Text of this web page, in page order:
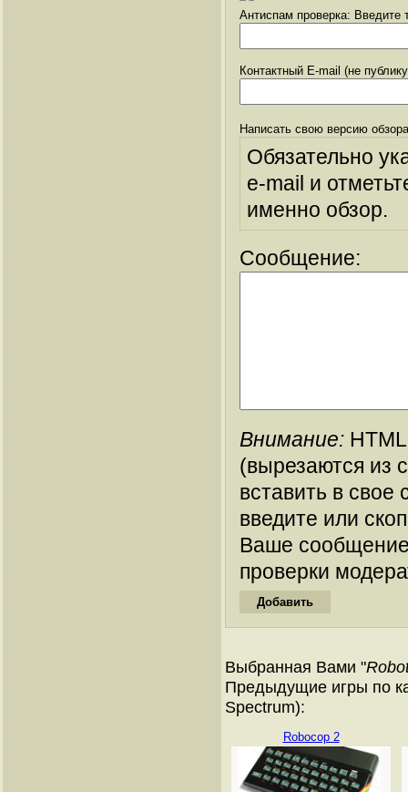
Антиспам проверка: Введите
Контактный E-mail (не
Написать свою версию
Обязательно
e-mail и
именно обзор.
Сообщение:
Внимание:
(вырезаются из
вставить в
введите или
Ваше
проверки
Выбранная Вами "
Предыдущие игры по
Spectrum):
Robocop 2